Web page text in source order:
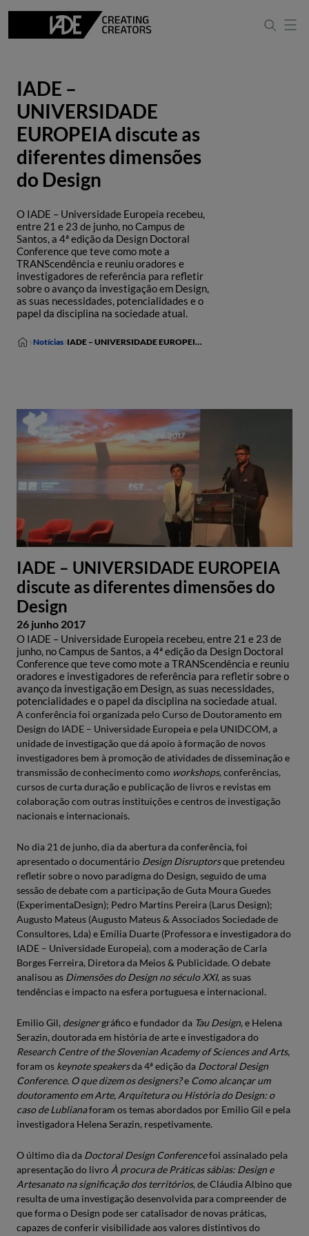
IADE –
UNIVERSIDADE
EUROPEIA discute as
diferentes dimensões
do Design
O IADE – Universidade Europeia recebeu,
entre 21 e 23 de junho, no Campus de
Santos, a 4ª edição da Design Doctoral
Conference que teve como mote a
TRANScendência e reuniu oradores e
investigadores de referência para refletir
sobre o avanço da investigação em Design,
as suas necessidades, potencialidades e o
papel da disciplina na sociedade atual.
Notícias IADE – UNIVERSIDADE EUROPEIA discute as diferentes dimensões do Design
IADE – UNIVERSIDADE EUROPEIA
discute as diferentes dimensões do
Design
26 junho 2017
O IADE – Universidade Europeia recebeu, entre 21 e 23 de
junho, no Campus de Santos, a 4ª edição da Design Doctoral
Conference que teve como mote a TRANScendência e reuniu
oradores e investigadores de referência para refletir sobre o
avanço da investigação em Design, as suas necessidades,
potencialidades e o papel da disciplina na sociedade atual.
A conferência foi organizada pelo Curso de Doutoramento em
Design do IADE – Universidade Europeia e pela UNIDCOM, a
unidade de investigação que dá apoio à formação de novos
investigadores bem à promoção de atividades de disseminação e
transmissão de conhecimento como workshops, conferências,
cursos de curta duração e publicação de livros e revistas em
colaboração com outras instituições e centros de investigação
nacionais e internacionais.
No dia 21 de junho, dia da abertura da conferência, foi
apresentado o documentário Design Disruptorsque pretendeu
refletir sobre o novo paradigma do Design, seguido de uma
sessão de debate com a participação de Guta Moura Guedes
(ExperimentaDesign); Pedro Martins Pereira (Larus Design);
Augusto Mateus (Augusto Mateus & Associados Sociedade de
Consultores, Lda) e Emília Duarte (Professora e investigadora do
IADE – Universidade Europeia), com a moderação de Carla
Borges Ferreira, Diretora da Meios & Publicidade. O debate
analisou as Dimensões do Design no século XXI, as suas
tendências e impacto na esfera portuguesa e internacional.
Emilio Gil, designergráfico e fundador da Tau Design, e Helena
Serazin, doutorada em história de arte e investigadora do
Research Centre of the Slovenian Academy of Sciences and Arts,
foram os keynote speakersda 4ª edição da Doctoral Design
Conference. O que dizem os designers?e Como alcançar um
doutoramento em Arte, Arquitetura ou História do Design: o
caso de Lublianaforam os temas abordados por Emilio Gil e pela
investigadora Helena Serazin, respetivamente.
O último dia da Doctoral Design Conferencefoi assinalado pela
apresentação do livro À procura de Práticas sábias: Design e
Artesanato na significação dos territórios, de Cláudia Albino que
resulta de uma investigação desenvolvida para compreender de
que forma o Design pode ser catalisador de novas práticas,
capazes de conferir visibilidade aos valores distintivos do